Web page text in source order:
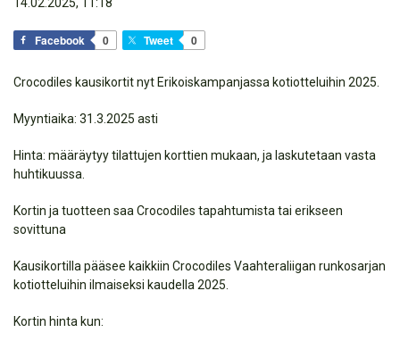
Facebook 0 Tweet 0
Crocodiles kausikortit nyt Erikoiskampanjassa kotiotteluihin 2025.
Myyntiaika: 31.3.2025 asti
Hinta: määräytyy tilattujen korttien mukaan, ja laskutetaan vasta
huhtikuussa.
Kortin ja tuotteen saa Crocodiles tapahtumista tai erikseen
sovittuna
Kausikortilla pääsee kaikkiin Crocodiles Vaahteraliigan runkosarjan
kotiotteluihin ilmaiseksi kaudella 2025.
Kortin hinta kun: